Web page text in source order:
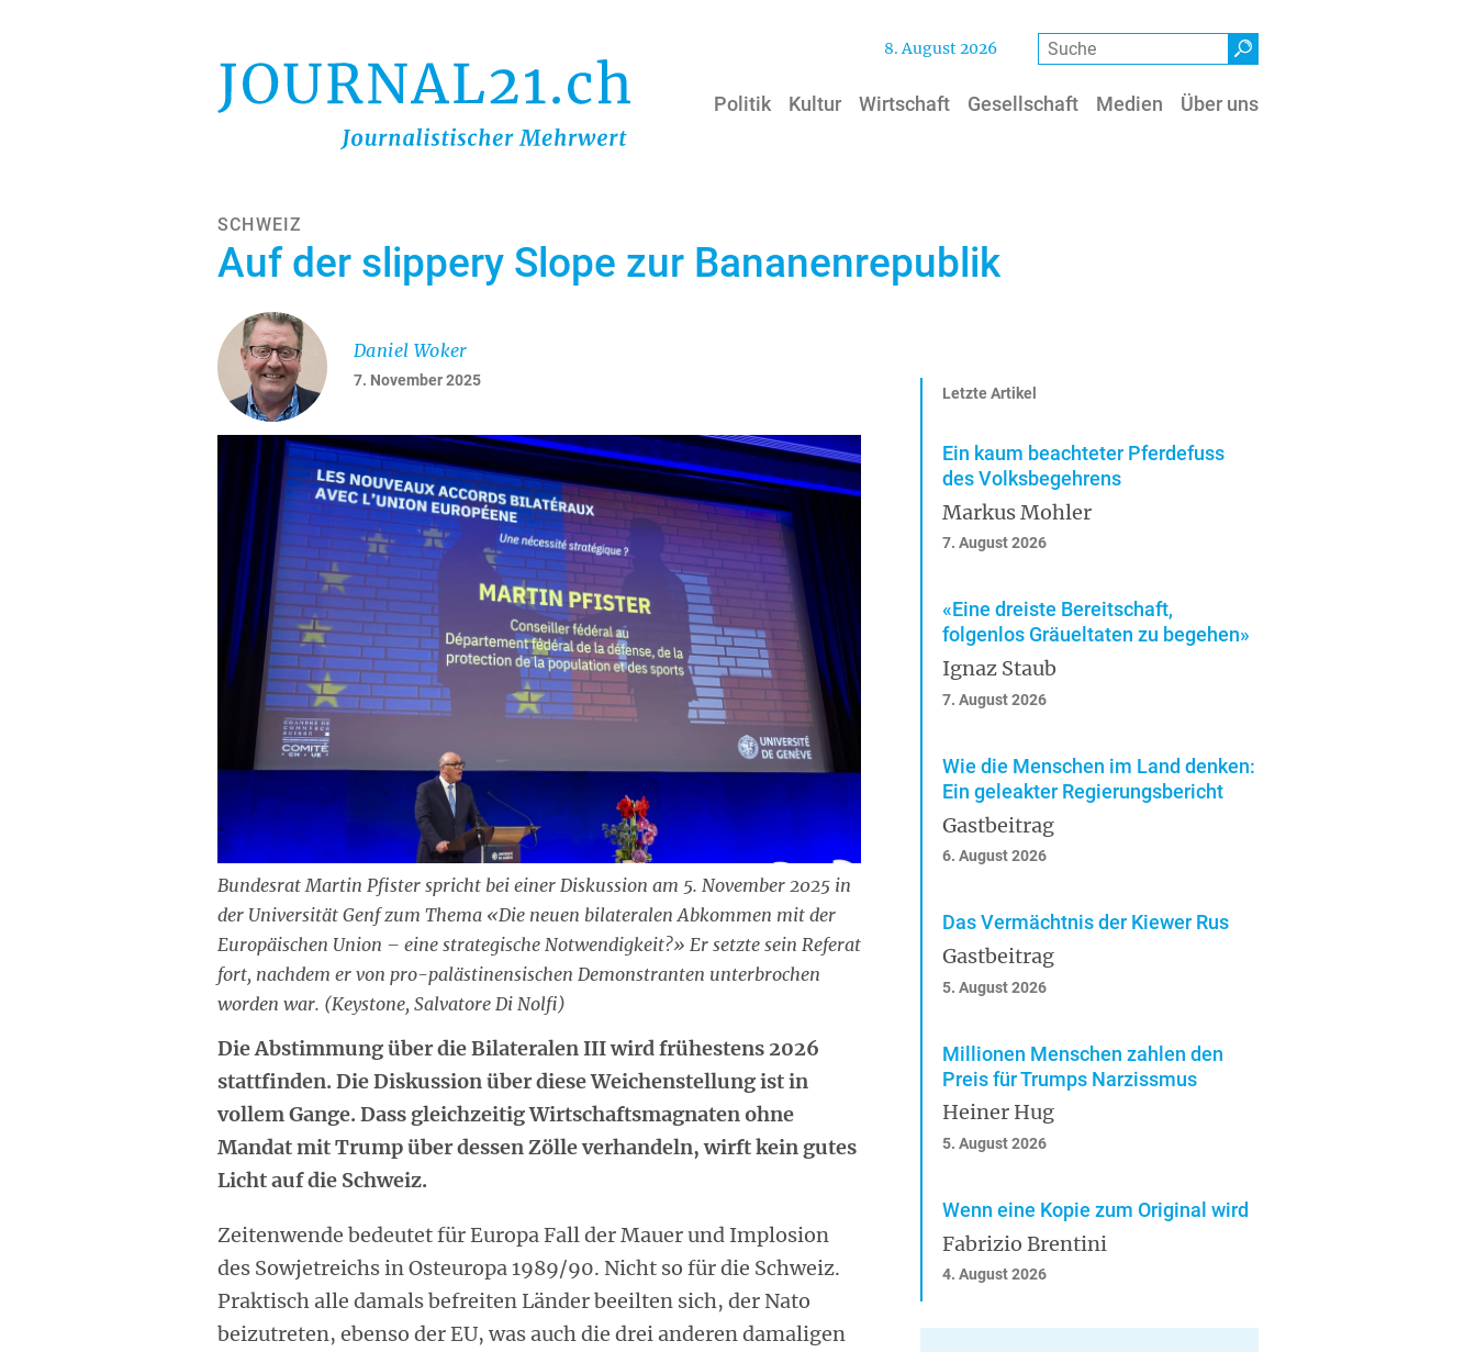
8. August 2026 Suche
Politik Kultur Wirtschaft Gesellschaft Medien Über uns
SCHWEIZ
Auf der slippery Slope zur Bananenrepublik
7. November 2025
Daniel Woker
Bundesrat Martin Pfister spricht bei einer Diskussion am 5. November 2025 in
der Universität Genf zum Thema «Die neuen bilateralen Abkommen mit der
Europäischen Union – eine strategische Notwendigkeit?» Er setzte sein Referat
fort, nachdem er von pro-palästinensischen Demonstranten unterbrochen
worden war. (Keystone, Salvatore Di Nolfi)
Die Abstimmung über die Bilateralen III wird frühestens 2026
stattfinden. Die Diskussion über diese Weichenstellung ist in
vollem Gange. Dass gleichzeitig Wirtschaftsmagnaten ohne
Mandat mit Trump über dessen Zölle verhandeln, wirft kein gutes
Licht auf die Schweiz.
Zeitenwende bedeutet für Europa Fall der Mauer und Implosion
des Sowjetreichs in Osteuropa 1989/90. Nicht so für die Schweiz.
Praktisch alle damals befreiten Länder beeilten sich, der Nato
beizutreten, ebenso der EU, was auch die drei anderen damaligen
Letzte Artikel
Ein kaum beachteter Pferdefuss
des Volksbegehrens
Markus Mohler
7. August 2026
«Eine dreiste Bereitschaft,
folgenlos Gräueltaten zu begehen»
Ignaz Staub
7. August 2026
Wie die Menschen im Land denken:
Ein geleakter Regierungsbericht
Gastbeitrag
6. August 2026
Das Vermächtnis der Kiewer Rus
Gastbeitrag
5. August 2026
Millionen Menschen zahlen den
Preis für Trumps Narzissmus
Heiner Hug
5. August 2026
Wenn eine Kopie zum Original wird
Fabrizio Brentini
4. August 2026